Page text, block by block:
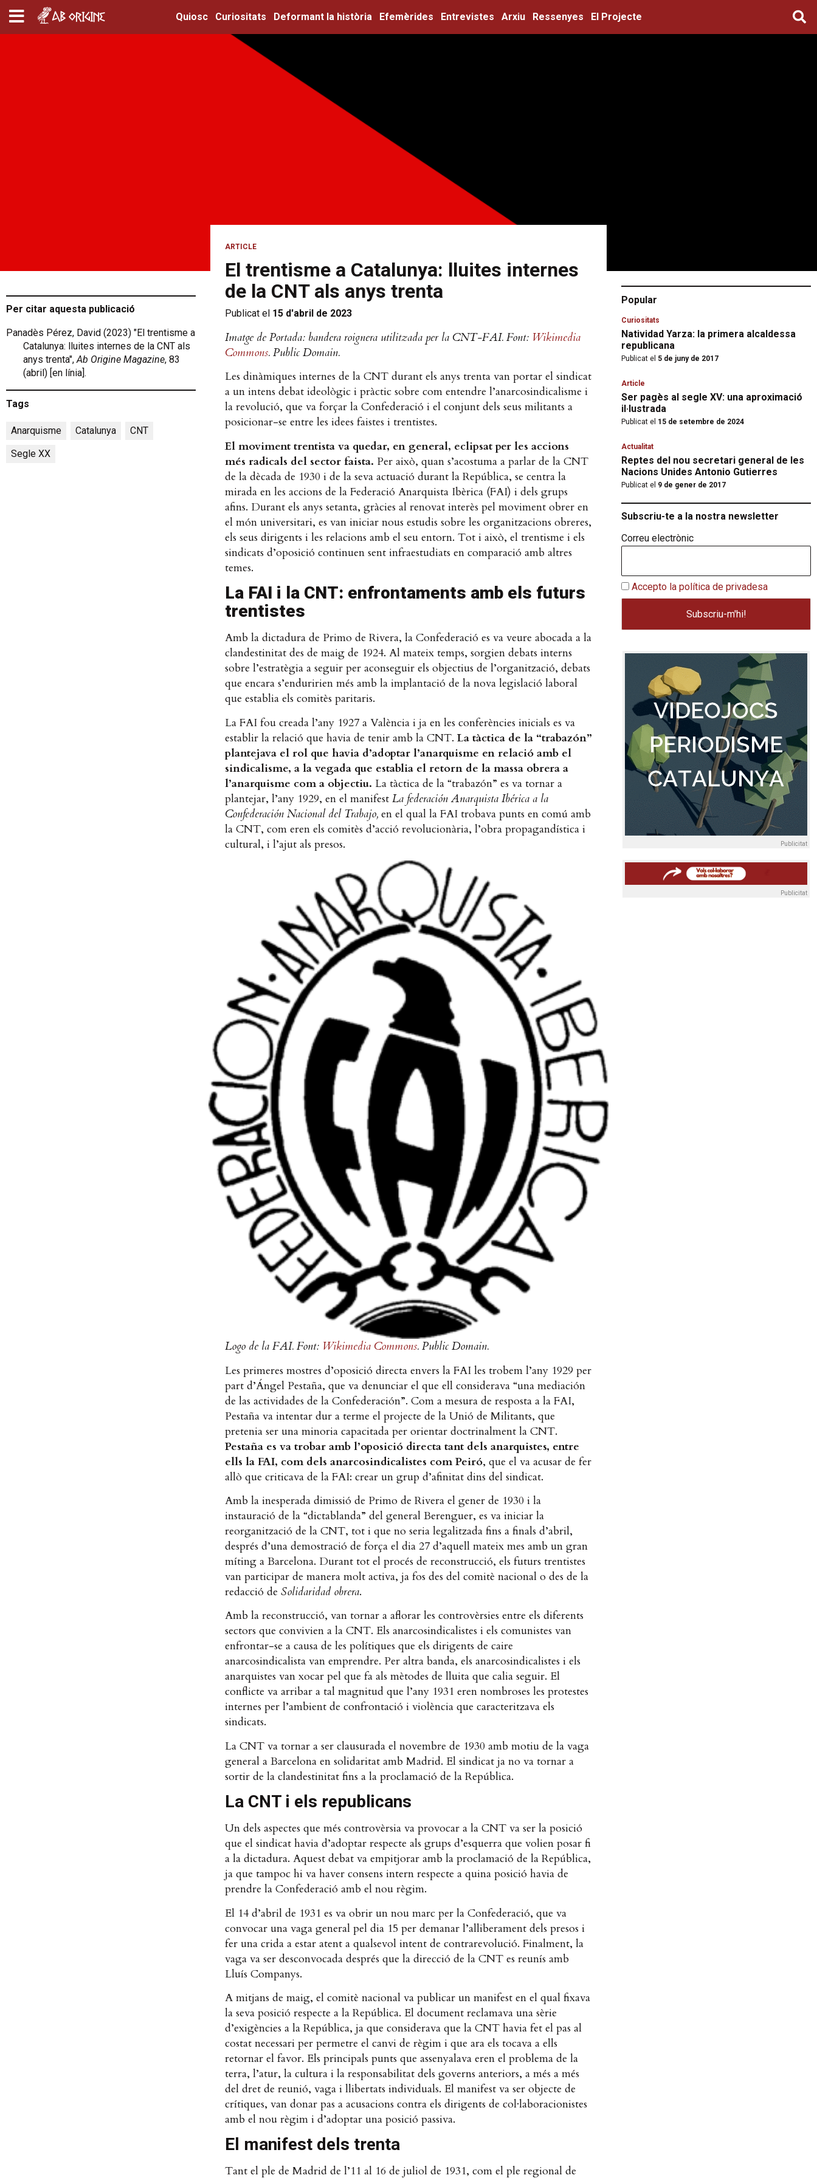
Quiosc Curiositats Deformant la història Efemèrides Entrevistes Arxiu Ressenyes El Projecte
Per citar aquesta publicació
Panadès Pérez, David (2023) "El trentisme a
Catalunya: lluites internes de la CNT als
anys trenta",Ab Origine Magazine, 83
(abril) [en línia].
Tags
Anarquisme Catalunya CNT
Segle XX
ARTICLE
El trentisme a Catalunya: lluites internes
de la CNT als anys trenta
Publicat el 15 d'abril de 2023
Imatge de Portada: bandera roignera utilitzada per la CNT-FAI. Font: Wikimedia
Commons. Public Domain.
Les dinàmiques internes de la CNT durant els anys trenta van portar el sindicat
a un intens debat ideològic i pràctic sobre com entendre l’anarcosindicalisme i
la revolució, que va forçar la Confederació i el conjunt dels seus militants a
posicionar-se entre les idees faistes i trentistes.
El moviment trentista va quedar, en general, eclipsat per les accions
més radicals del sector faista. Per això, quan s’acostuma a parlar de la CNT
de la dècada de 1930 i de la seva actuació durant la República, se centra la
mirada en les accions de la Federació Anarquista Ibèrica (FAI) i dels grups
afins. Durant els anys setanta, gràcies al renovat interès pel moviment obrer en
el món universitari, es van iniciar nous estudis sobre les organitzacions obreres,
els seus dirigents i les relacions amb el seu entorn. Tot i això, el trentisme i els
sindicats d’oposició continuen sent infraestudiats en comparació amb altres
temes.
La FAI i la CNT: enfrontaments amb els futurs
trentistes
Amb la dictadura de Primo de Rivera, la Confederació es va veure abocada a la
clandestinitat des de maig de 1924. Al mateix temps, sorgien debats interns
sobre l’estratègia a seguir per aconseguir els objectius de l’organització, debats
que encara s’enduririen més amb la implantació de la nova legislació laboral
que establia els comitès paritaris.
La FAI fou creada l’any 1927 a València i ja en les conferències inicials es va
establir la relació que havia de tenir amb la CNT. La tàctica de la “trabazón”
plantejava el rol que havia d’adoptar l’anarquisme en relació amb el
sindicalisme, a la vegada que establia el retorn de la massa obrera a
l’anarquisme com a objectiu. La tàctica de la “trabazón” es va tornar a
plantejar, l’any 1929, en el manifest La federación Anarquista Ibérica a la
Confederación Nacional del Trabajo, en el qual la FAI trobava punts en comú amb
la CNT, com eren els comitès d’acció revolucionària, l’obra propagandística i
cultural, i l’ajut als presos.
Logo de la FAI. Font: Wikimedia Commons. Public Domain.
Les primeres mostres d’oposició directa envers la FAI les trobem l’any 1929 per
part d’Ángel Pestaña, que va denunciar el que ell considerava “una mediación
de las actividades de la Confederación”. Com a mesura de resposta a la FAI,
Pestaña va intentar dur a terme el projecte de la Unió de Militants, que
pretenia ser una minoria capacitada per orientar doctrinalment la CNT.
Pestaña es va trobar amb l’oposició directa tant dels anarquistes, entre
ells la FAI, com dels anarcosindicalistes com Peiró, que el va acusar de fer
allò que criticava de la FAI: crear un grup d’afinitat dins del sindicat.
Amb la inesperada dimissió de Primo de Rivera el gener de 1930 i la
instauració de la “dictablanda” del general Berenguer, es va iniciar la
reorganització de la CNT, tot i que no seria legalitzada fins a finals d’abril,
després d’una demostració de força el dia 27 d’aquell mateix mes amb un gran
míting a Barcelona. Durant tot el procés de reconstrucció, els futurs trentistes
van participar de manera molt activa, ja fos des del comitè nacional o des de la
redacció de Solidaridad obrera.
Amb la reconstrucció, van tornar a aflorar les controvèrsies entre els diferents
sectors que convivien a la CNT. Els anarcosindicalistes i els comunistes van
enfrontar-se a causa de les polítiques que els dirigents de caire
anarcosindicalista van emprendre. Per altra banda, els anarcosindicalistes i els
anarquistes van xocar pel que fa als mètodes de lluita que calia seguir. El
conflicte va arribar a tal magnitud que l’any 1931 eren nombroses les protestes
internes per l’ambient de confrontació i violència que caracteritzava els
sindicats.
La CNT va tornar a ser clausurada el novembre de 1930 amb motiu de la vaga
general a Barcelona en solidaritat amb Madrid. El sindicat ja no va tornar a
sortir de la clandestinitat fins a la proclamació de la República.
La CNT i els republicans
Un dels aspectes que més controvèrsia va provocar a la CNT va ser la posició
que el sindicat havia d’adoptar respecte als grups d’esquerra que volien posar fi
a la dictadura. Aquest debat va empitjorar amb la proclamació de la República,
ja que tampoc hi va haver consens intern respecte a quina posició havia de
prendre la Confederació amb el nou règim.
El 14 d’abril de 1931 es va obrir un nou marc per la Confederació, que va
convocar una vaga general pel dia 15 per demanar l’alliberament dels presos i
fer una crida a estar atent a qualsevol intent de contrarevolució. Finalment, la
vaga va ser desconvocada després que la direcció de la CNT es reunís amb
Lluís Companys.
A mitjans de maig, el comitè nacional va publicar un manifest en el qual fixava
la seva posició respecte a la República. El document reclamava una sèrie
d’exigències a la República, ja que considerava que la CNT havia fet el pas al
costat necessari per permetre el canvi de règim i que ara els tocava a ells
retornar el favor. Els principals punts que assenyalava eren el problema de la
terra, l’atur, la cultura i la responsabilitat dels governs anteriors, a més a més
del dret de reunió, vaga i llibertats individuals. El manifest va ser objecte de
crítiques, van donar pas a acusacions contra els dirigents de col·laboracionistes
amb el nou règim i d’adoptar una posició passiva.
El manifest dels trenta
Tant el ple de Madrid de l’11 al 16 de juliol de 1931, com el ple regional de
Popular
Curiositats
Natividad Yarza: la primera alcaldessa
republicana
Publicat el 5 de juny de 2017
Article
Ser pagès al segle XV: una aproximació
il·lustrada
Publicat el 15 de setembre de 2024
Actualitat
Reptes del nou secretari general de les
Nacions Unides Antonio Gutierres
Publicat el 9 de gener de 2017
Subscriu-te a la nostra newsletter
Correu electrònic
Accepto la política de privadesa
Publicitat
Publicitat